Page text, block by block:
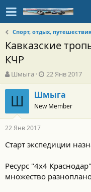
Спорт, отдых, путешествия
Кавказские
КЧР
А
в
т
т
е
м
ы
Шмыга
Д
а
т
а
н
а
а
л
22 Янв 2017
Ш Шмыга
New Member
22 Янв 2017
Старт экспедиции
Ресурс "4х4
множество